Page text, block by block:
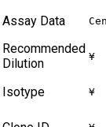
Assay Data
Recommended
Dilution
¥
Isotype ¥